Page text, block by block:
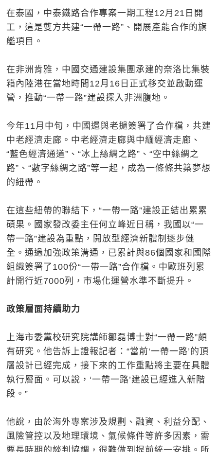
在泰國，中泰鐵路合作專案一期工程12月21日開
工，這是雙方共建“一帶一路”、開展產能合作的旗
艦項目。
在非洲肯雅，中國交通建設集團承建的奈洛比集裝
箱內陸港在當地時間12月16日正式移交並啟動運
營，推動“一帶一路”建設探入非洲腹地。
今年11月中旬，中國還與老撾簽署了合作檔，共建
中老經濟走廊。中老經濟走廊與中緬經濟走廊、
“藍色經濟通道”、“冰上絲綢之路”、“空中絲綢之
路”、“數字絲綢之路”等一起，成為一條條共築夢想
的紐帶。
在這些紐帶的聯結下，“一帶一路”建設正結出累累
碩果。國家發改委主任何立峰近日稱，我國以“一
帶一路”建設為重點，開放型經濟新體制逐步健
全。通過加強政策溝通，已累計與86個國家和國際
組織簽署了100份“一帶一路”合作檔。中歐班列累
計開行近7000列，市場化運營水準不斷提升。
政策層面持續助力
上海市委黨校研究院講師鄒磊博士對“一帶一路”頗
有研究。他告訴上證報記者：“當前‘一帶一路’的頂
層設計已經完成，接下來的工作重點將主要在具體
執行層面。可以說，‘一帶一路’建設已經進入新階
段。”
他說，由於海外專案涉及規劃、融資、利益分配、
風險管控以及地理環境、氣候條件等許多因素，需
要長時期的談判協調，很難做到提前統一安排。所